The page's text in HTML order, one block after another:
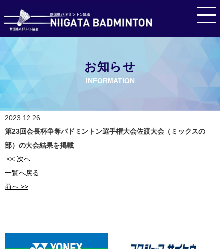
お知らせ
INFORMATION
2023.12.26
第23回会長杯争奪バドミントン選手権大会佐渡大会（ミックスの
部）の大会結果を掲載
<< 次へ
一覧へ戻る
前へ >>